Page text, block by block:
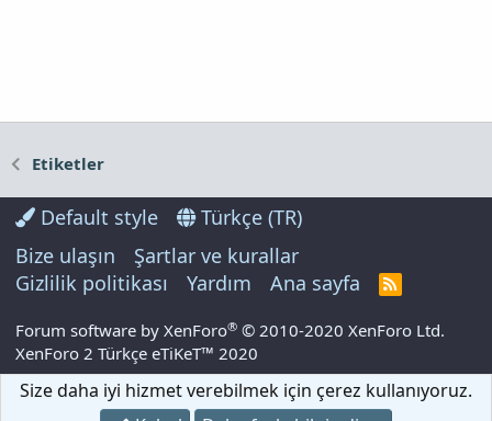
Etiketler
Default style
Türkçe (TR)
Bize ulaşın
Şartlar ve kurallar
Gizlilik politikası
Yardım Ana sayfa
R
S
Forum software by XenForo® © 2010-2020 XenForo Ltd.
XenForo 2 Türkçe eTiKeT™ 2020
Size daha iyi hizmet verebilmek için çerez kullanıyoruz.